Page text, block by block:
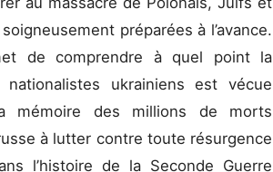
préparées à l’avance.
de comprendre à quel point la
ukrainiens est vécue
mémoire des millions de morts
à lutter contre toute résurgence
l’histoire de la Seconde Guerre